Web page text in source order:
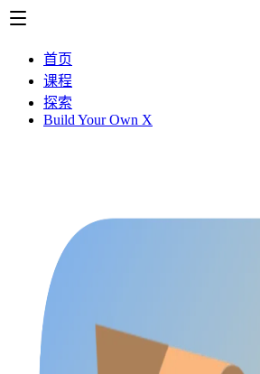
首页
课程
探索
Build Your Own X